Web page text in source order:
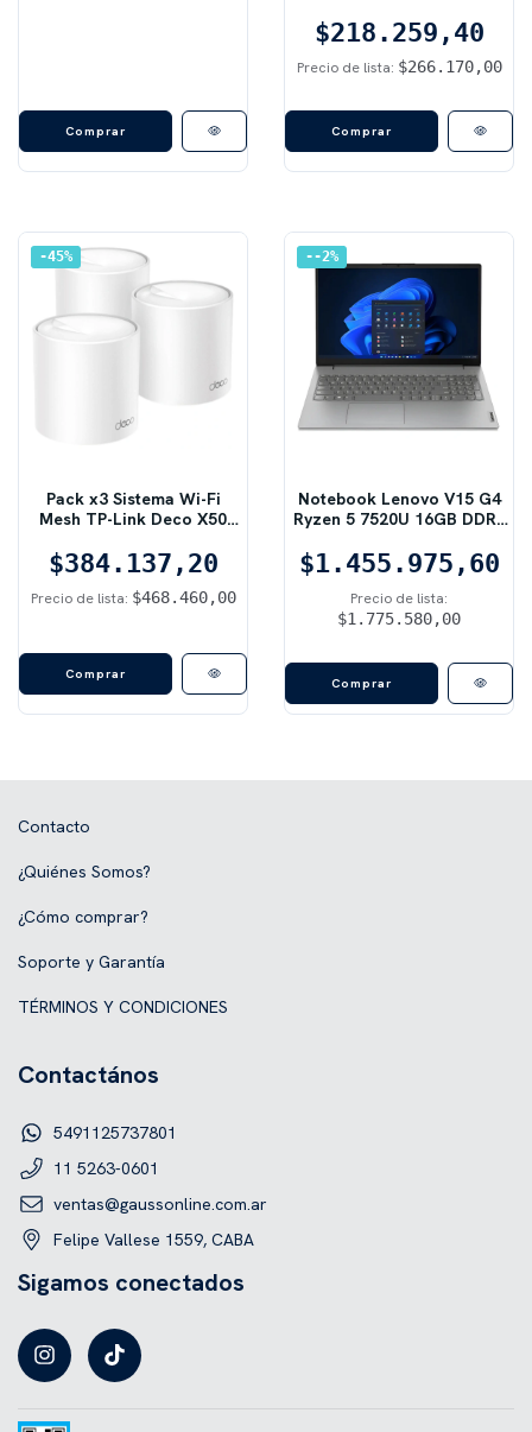
oficinas, Impresión,
Tamaño compacto
$218.259,40
Precio de lista: $266.170,00
45%
Pack x3 Sistema Wi-Fi
Mesh TP-Link Deco X50
AX3000
$384.137,20
Precio de lista: $468.460,00
-2%
Notebook Lenovo V15 G4
Ryzen 5 7520U 16GB DDR5
$1.455.975,60
Precio de lista:
$1.775.580,00
Comprar
Contacto
¿Quiénes Somos?
¿Cómo comprar?
Soporte y Garantía
TÉRMINOS Y CONDICIONES
Contactános
5491125737801
11 5263-0601
ventas@gaussonline.com.ar
Felipe Vallese 1559, CABA
Sigamos conectados